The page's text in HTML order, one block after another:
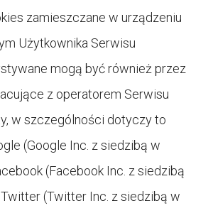
zamieszczane w urządzeniu
Użytkownika Serwisu
mogą być również przez
z operatorem Serwisu
w szczególności dotyczy to
(Google Inc. z siedzibą w
(Facebook Inc. z siedzibą
(Twitter Inc. z siedzibą w